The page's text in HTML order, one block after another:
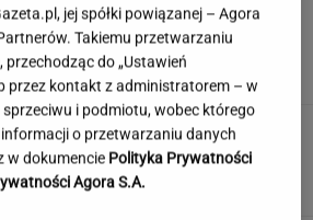
Te tytuły powinien znać
wykształcony człowiek!
przekonanie może utrudniać życie
z astygmatyzmem. Zwłaszcza latem
PROMOCYJNY
jej spółki powiązanej – Agora
Takiemu przetwarzaniu
przechodząc do „Ustawień
przez kontakt z administratorem – w
i podmiotu, wobec którego
informacji o przetwarzaniu danych
w dokumencie Polityka Prywatności
Agora S.A.